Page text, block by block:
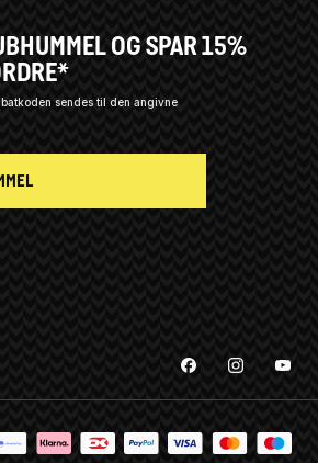
OG SPAR 15%
sendes til den angivne